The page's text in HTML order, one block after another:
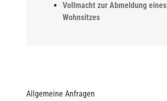
Vollmacht zur Abmeldung eines
Wohnsitzes
Allgemeine Anfragen